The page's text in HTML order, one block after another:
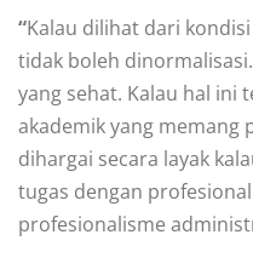
“Kalau dilihat dari
tidak boleh
yang sehat. Kalau hal ini
akademik yang memang
dihargai secara layak
tugas dengan
profesionalisme